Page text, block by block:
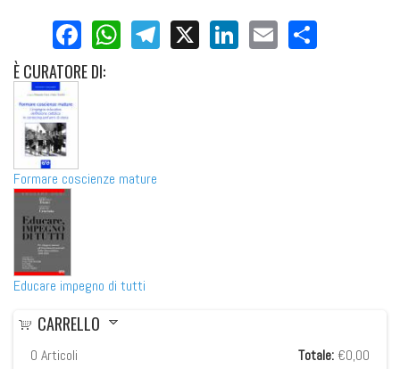
Facebook
WhatsApp
Telegram
X LinkedIn
Email
ÈCURATORE DI:
Formare coscienze mature
Educare impegno di tutti
CARRELLO
0 Articoli Totale: €0,00